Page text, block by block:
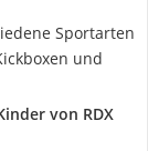
Sportarten
und
von RDX